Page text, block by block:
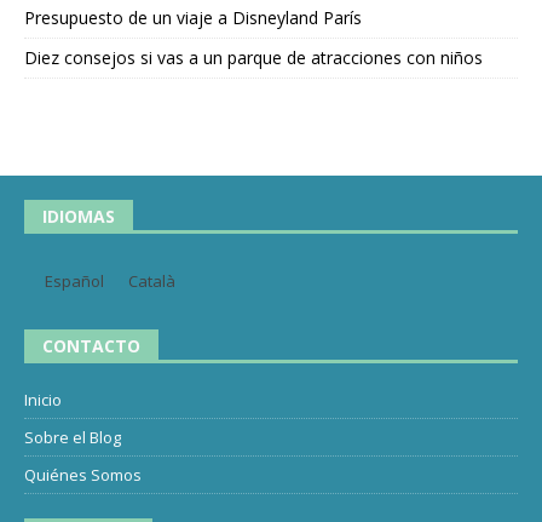
Presupuesto de un viaje a Disneyland París
Diez consejos si vas a un parque de atracciones con niños
IDIOMAS
Español Català
CONTACTO
Inicio
Sobre el Blog
Quiénes Somos